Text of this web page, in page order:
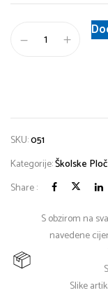
SKU:051
Kategorije:Školske
Share :
S obzirom na
navedene
Slike